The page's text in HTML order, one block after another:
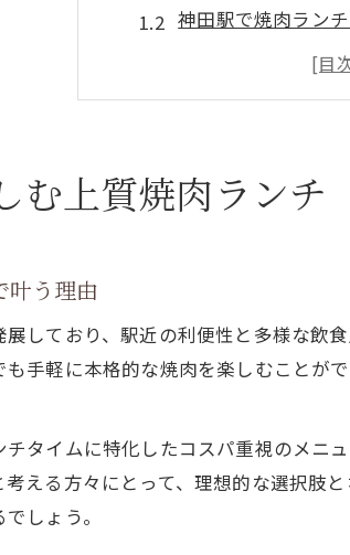
神田駅で焼肉ラン
駅近で楽しむ焼肉
焼肉上質ランチ選
焼肉を満喫するなら神田
神田駅焼肉ランチ
焼肉で満足できる
神田駅で焼肉満喫
焼肉上質ランチの
上質ランチ派注目
む上質焼肉ランチ
叶う理由
しており、駅近の利便性と多様な飲
手軽に本格的な焼肉を楽しむことが
タイムに特化したコスパ重視のメニ
える方々にとって、理想的な選択肢
しょう。